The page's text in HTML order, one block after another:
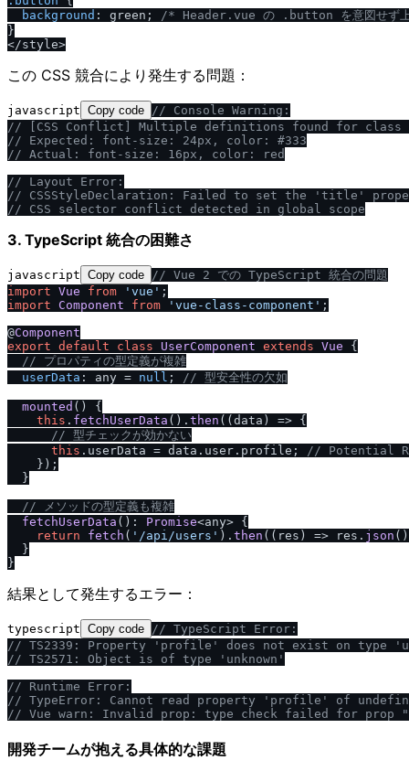
background : green; /* Header.vue の .button を意図せず
}
この CSS 競合により発生する問題：
javascript Copy code / / Console Warning:
/ / [CSS Conflict] Multiple definitions found for
/ / Expected: font-size: 24px, color: #333
/ / Actual: font-size: 16px, color: red
/ / Layout Error:
/ / CSSStyleDeclaration: Failed to set the 'title'
/ / CSS selector conflict detected in global scope
3. TypeScript 統合の困難さ
javascript Copy code / / Vue 2 での TypeScript 統合の問題
import Vue from 'vue'
import
Component from 'vue-class-component' ;
@Component
export default class UserComponent extends Vue {
/ / プロパティの型定義が複雑
userData : any = null ; / / 型安全性の欠如
mounted ( ) {
this . fetchUserData (). then ( (data ) => {
/ / 型チェックが効かない
this . userData = data. user . profile ; / / Potential
    });
  }
/ / メソッドの型定義も複雑
fetchUserData (): Promise<any> {
return
fetch ( ' /api /users' ). then ( ( res ) => res. json
  }
結果として発生するエラー：
typescript Copy code / / TypeScript Error:
/ / TS2339: Property 'profile' does not exist on type
/ / TS2571: Object is of type 'unknown'
/ / Runtime Error:
/ / TypeError: Cannot read property 'profile' of
/ / Vue warn: Invalid prop: type check failed for prop
開発チームが抱える具体的な課題